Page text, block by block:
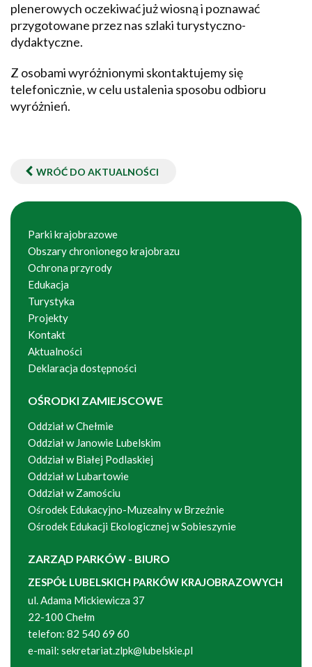
plenerowych oczekiwać już wiosną i poznawać
przygotowane przez nas szlaki turystyczno-
dydaktyczne.
Z osobami wyróżnionymi skontaktujemy się
telefonicznie, w celu ustalenia sposobu odbioru
wyróżnień.
WRÓĆ DO AKTUALNOŚCI
Parki krajobrazowe
Obszary chronionego krajobrazu
Ochrona przyrody
Edukacja
Turystyka
Projekty
Kontakt
Aktualności
Deklaracja dostępności
OŚRODKI ZAMIEJSCOWE
Oddział w Chełmie
Oddział w Janowie Lubelskim
Oddział w Białej Podlaskiej
Oddział w Lubartowie
Oddział w Zamościu
Ośrodek Edukacyjno-Muzealny w Brzeźnie
Ośrodek Edukacji Ekologicznej w Sobieszynie
ZARZĄD PARKÓW - BIURO
ZESPÓŁ LUBELSKICH PARKÓW KRAJOBRAZOWYCH
ul. Adama Mickiewicza 37
22-100 Chełm
telefon: 82 540 69 60
e-mail: sekretariat.zlpk@lubelskie.pl